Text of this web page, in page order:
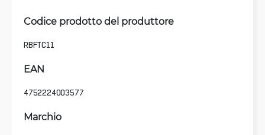
Codice prodotto del produttore
RBFTC11
EAN
4752224003577
Marchio